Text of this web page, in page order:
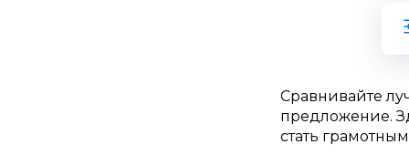
Сравнивайте
предложение.
стать